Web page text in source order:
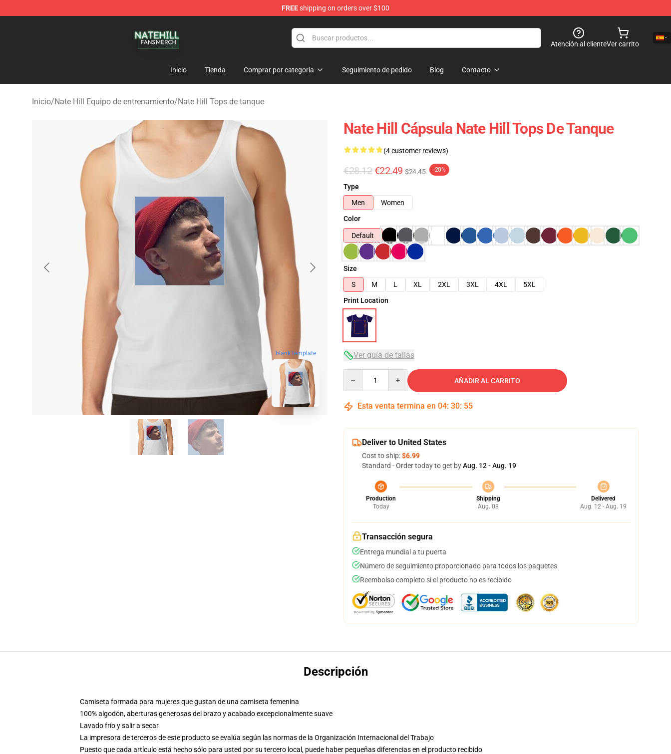
FREEshipping on orders over $100
Atención al clienteVer carrito
Inicio Tienda Comprar por categoría Seguimiento de pedido Blog Contacto
Inicio/Nate Hill Equipo de entrenamiento/Nate Hill Tops de tanque
blank template
Nate Hill Cápsula Nate Hill Tops De Tanque
(4 customer reviews)
€28.12 €22.49 $24.45 -20%
Type
Men
Women
Color
Default
Size
S
M L XL 2XL 3XL 4XL
5XL
Print Location
Ver guía de tallas
AÑADIR AL CARRITO
Esta venta termina en 04: 30: 54
Deliver to United States
Cost to ship:$6.99
Standard - Order today to get byAug. 12 - Aug. 19
Production
Today
Shipping
Aug. 08
Delivered
Aug. 12 - Aug. 19
Transacción segura
Entrega mundial a tu puerta
Número de seguimiento proporcionado para todos los paquetes
Reembolso completo si el producto no es recibido
Descripción
Camiseta formada para mujeres que gustan de una camiseta femenina
100% algodón, aberturas generosas del brazo y acabado excepcionalmente suave
Lavado frío y salir a secar
La impresora de terceros de este producto se evalúa según las normas de la Organización Internacional del Trabajo
Puesto que cada artículo está hecho sólo para usted por su tercero local, puede haber pequeñas diferencias en el producto recibido